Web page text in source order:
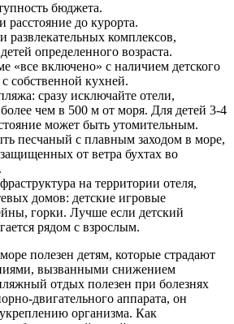
бюджета.
расстояние до курорта.
развлекательных комплексов,
определенного возраста.
«все включено» с наличием детского
собственной кухней.
сразу исключайте отели,
чем в 500 м от моря. Для детей 3-4
может быть утомительным.
песчаный с плавным заходом в море,
защищенных от ветра бухтах во
на территории отеля,
домов: детские игровые
горки. Лучше если детский
рядом с взрослым.
полезен детям, которые страдают
вызванными снижением
отдых полезен при болезнях
двигательного аппарата, он
организма. Как